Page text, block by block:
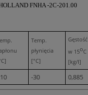
FNHA -2C-201.00
Temp.
płynięcia
[°C]
Gęstość
w 15oC
[kg/l]
-30 0,885